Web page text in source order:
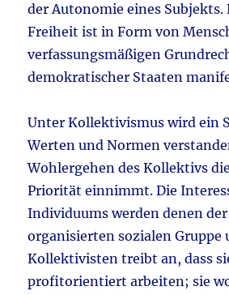
der Autonomie eines Subjekts.
Freiheit ist in Form von
verfassungsmäßigen
demokratischer Staaten
Unter Kollektivismus wird ein
Werten und Normen
Wohlergehen des Kollektivs
Priorität einnimmt. Die
Individuums werden denen
organisierten sozialen Gruppe
Kollektivisten treibt an, dass
profitorientiert arbeiten; sie